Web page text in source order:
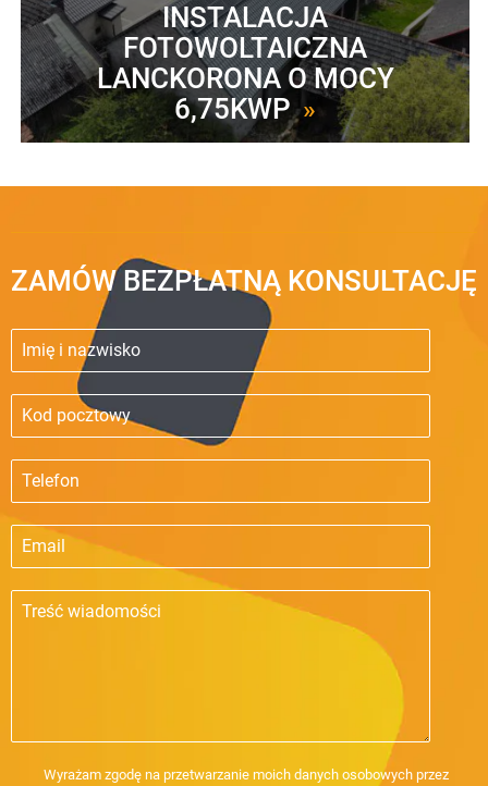
INSTALACJA
FOTOWOLTAICZNA
LANCKORONA O MOCY
6,75KWP »
ZAMÓW BEZPŁATNĄ KONSULTACJĘ
Wyrażam zgodę na przetwarzanie moich danych osobowych przez